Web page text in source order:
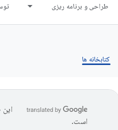
طراحی و برنامه ریزی
کتابخانه ها
است.